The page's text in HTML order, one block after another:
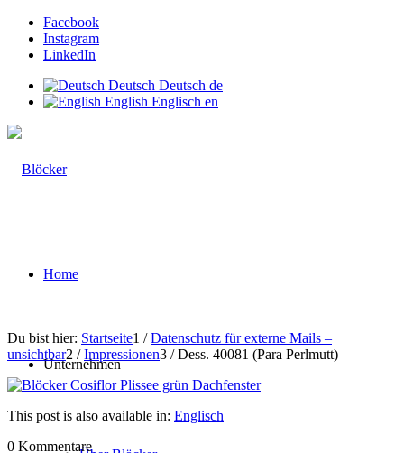
Facebook
Instagram
LinkedIn
Deutsch Deutsch de
English Englisch en
Home
Unternehmen
Du bist hier: Startseite1 / Datenschutz für externe Mails –
unsichtbar2 / Impressionen3 / Dess. 40081 (Para Perlmutt)
This post is also available in: Englisch
0 Kommentare